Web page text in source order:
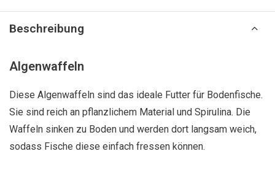
Beschreibung
Algenwaffeln
Diese Algenwaffeln sind das ideale Futter für Bodenfische.
Sie sind reich an pflanzlichem Material und Spirulina. Die
Waffeln sinken zu Boden und werden dort langsam weich,
sodass Fische diese einfach fressen können.